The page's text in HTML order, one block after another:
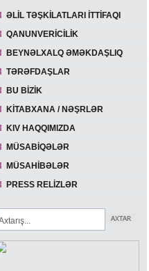
ƏLİL TƏŞKİLATLARI İTTİFAQI
QANUNVERİCİLİK
BEYNƏLXALQ ƏMƏKDAŞLIQ
TƏRƏFDAŞLAR
BU BİZİK
KİTABXANA / NƏŞRLƏR
KIV HAQQIMIZDA
MÜSABİQƏLƏR
MÜSAHİBƏLƏR
PRESS RELİZLƏR